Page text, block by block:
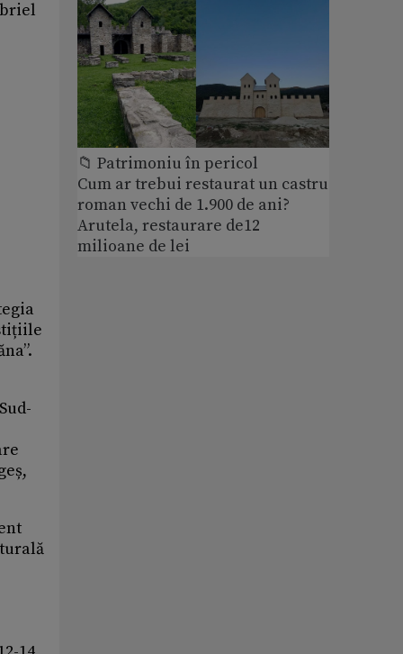
📁 Patrimoniu în pericol
Cum ar trebui restaurat un castru
roman vechi de 1.900 de ani?
Arutela, restaurare de12
milioane de lei